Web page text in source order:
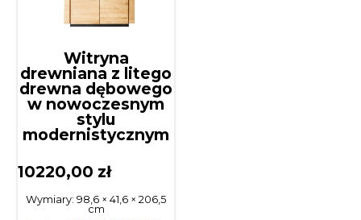
Witryna
drewniana z litego
drewna dębowego
w nowoczesnym
stylu
modernistycznym
10220,00 zł
Wymiary:98,6 × 41,6 × 206,5
cm